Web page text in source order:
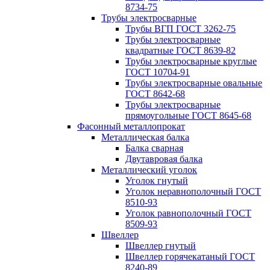
8734-75
Трубы электросварные
Трубы ВГП ГОСТ 3262-75
Трубы электросварные
квадратные ГОСТ 8639-82
Трубы электросварные круглые
ГОСТ 10704-91
Трубы электросварные овальные
ГОСТ 8642-68
Трубы электросварные
прямоугольные ГОСТ 8645-68
Фасонный металлопрокат
Металлическая балка
Балка сварная
Двутавровая балка
Металлический уголок
Уголок гнутый
Уголок неравнополочный ГОСТ
8510-93
Уголок равнополочный ГОСТ
8509-93
Швеллер
Швеллер гнутый
Швеллер горячекатаный ГОСТ
8240-89